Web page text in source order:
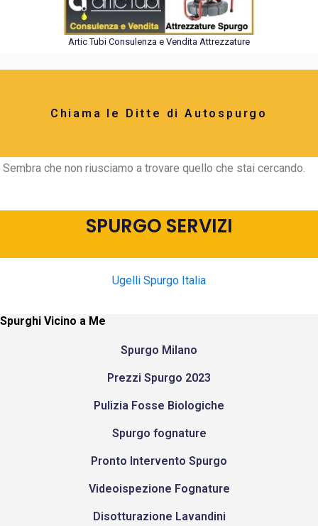
Artic Tubi Consulenza e Vendita Attrezzature
Chiama le Ditte di Autospurgo
Sembra che non riusciamo a trovare quello che stai cercando.
SPURGO SERVIZI
Ugelli Spurgo Italia
Spurghi Vicino a Me
Spurgo Milano
Prezzi Spurgo 2023
Pulizia Fosse Biologiche
Spurgo fognature
Pronto Intervento Spurgo
Videoispezione Fognature
Disotturazione Lavandini